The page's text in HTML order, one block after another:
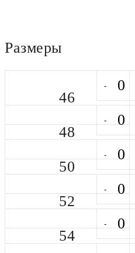
Размеры
46
-
48
-
50
-
52
-
54
-